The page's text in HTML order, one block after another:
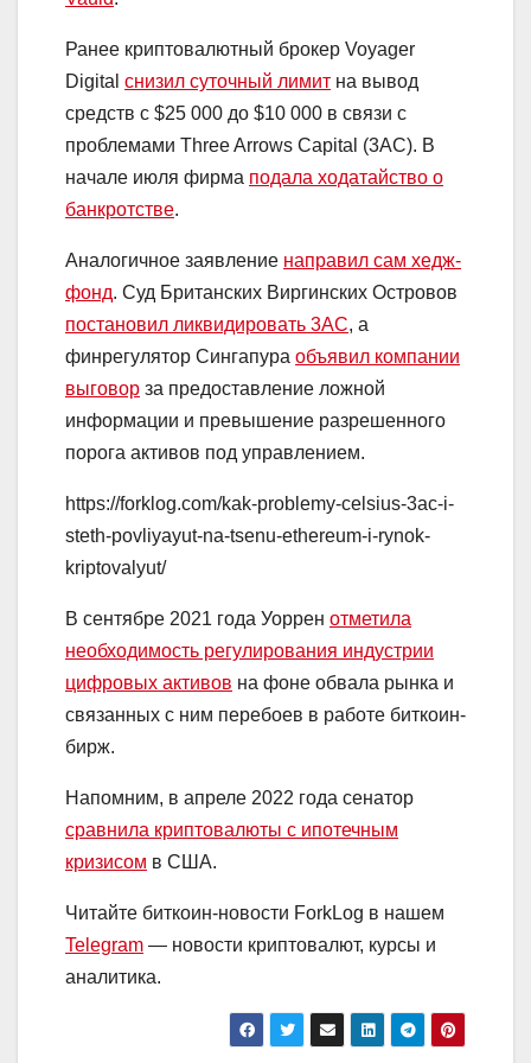
Ранее криптовалютный брокер Voyager
Digital снизил суточный лимит на вывод
средств с $25 000 до $10 000 в связи с
проблемами Three Arrows Capital (3AC). В
начале июля фирма подала ходатайство о
банкротстве.
Аналогичное заявление направил сам хедж-
фонд. Суд Британских Виргинских Островов
постановил ликвидировать 3AC, а
финрегулятор Сингапура объявил компании
выговор за предоставление ложной
информации и превышение разрешенного
порога активов под управлением.
https://forklog.com/kak-problemy-celsius-3ac-i-
steth-povliyayut-na-tsenu-ethereum-i-rynok-
kriptovalyut/
В сентябре 2021 года Уоррен отметила
необходимость регулирования индустрии
цифровых активов на фоне обвала рынка и
связанных с ним перебоев в работе биткоин-
бирж.
Напомним, в апреле 2022 года сенатор
сравнила криптовалюты с ипотечным
кризисом в США.
Читайте биткоин-новости ForkLog в нашем
Telegram — новости криптовалют, курсы и
аналитика.